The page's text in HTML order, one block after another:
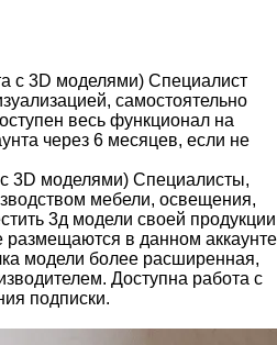
с 3D моделями) Специалист
самостоятельно
весь функционал на
через 6 месяцев, если не
3D моделями) Специалисты,
мебели, освещения,
3д модели своей продукции
размещаются в данном аккаунте
модели более расширенная,
Доступна работа с
подписки.